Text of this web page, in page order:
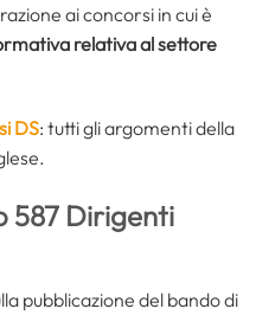
ai concorsi in cui è
relativa al settore
DS: tutti gli argomenti della
587 Dirigenti
pubblicazione del bando di